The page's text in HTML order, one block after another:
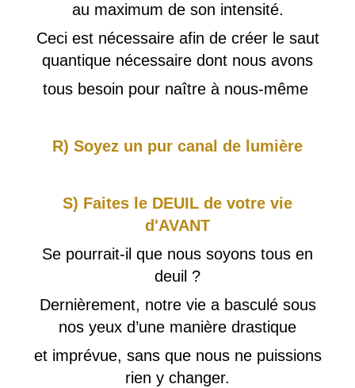
au maximum de son intensité.
Ceci est nécessaire afin de créer le saut
quantique nécessaire dont nous avons
tous besoin pour naître à nous-même
R) Soyez un pur canal de lumière
S) Faites le DEUIL de votre vie
d'AVANT
Se pourrait-il que nous soyons tous en
deuil ?
Dernièrement, notre vie a basculé sous
nos yeux d’une manière drastique
et imprévue, sans que nous ne puissions
rien y changer.